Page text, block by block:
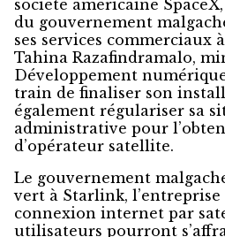
société américaine
du gouvernement
ses services commerciaux
Tahina Razafindramalo,
Développement
train de finaliser son
également régulariser sa
administrative pour
d’opérateur satellite.
Le gouvernement
vert à Starlink,
connexion internet par
utilisateurs pourront